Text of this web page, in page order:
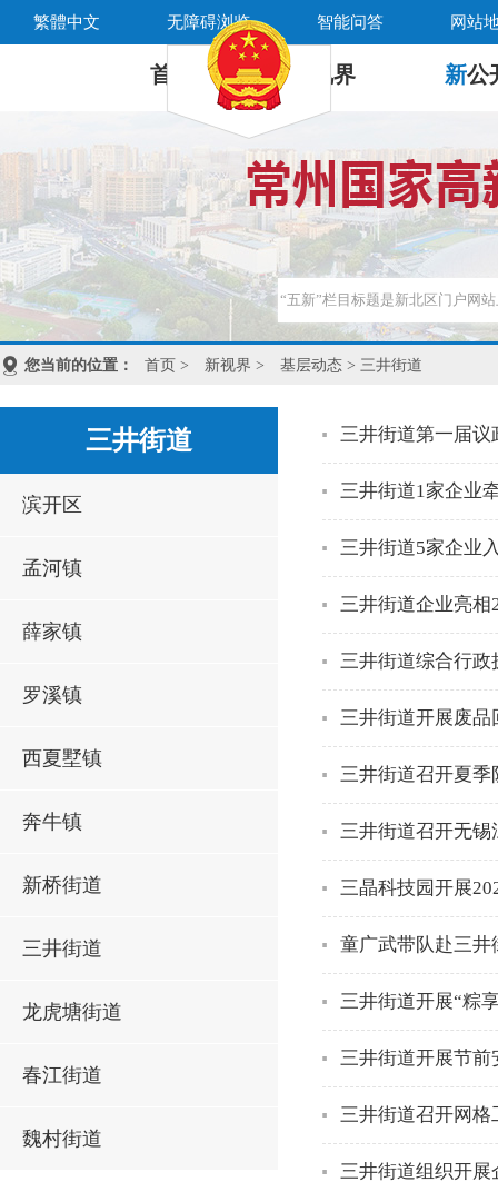
繁體中文 无障碍浏览 智能问答 网站
首 页 新 视界 新公
您当前的位置： 首页 > 新视界 > 基层动态 > 三井街道
三井街道
滨开区
孟河镇
薛家镇
罗溪镇
西夏墅镇
奔牛镇
新桥街道
三井街道
龙虎塘街道
春江街道
魏村街道
三井街道第一届
三井街道1家企业
三井街道5家企业
三井街道企业亮相
三井街道综合行政
三井街道开展废
三井街道召开夏季
三井街道召开无锡
三晶科技园开展
童广武带队赴三
三井街道开展“粽
三井街道开展节前
三井街道召开网格
三井街道组织开